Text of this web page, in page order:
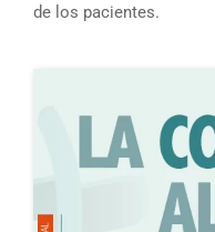
de los pacientes.